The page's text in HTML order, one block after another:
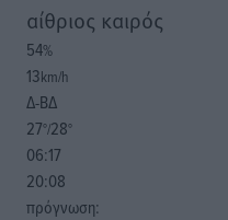
αίθριος καιρός
54%
13km/h
Δ-ΒΔ
27°/28°
06:17
20:08
πρόγνωση: